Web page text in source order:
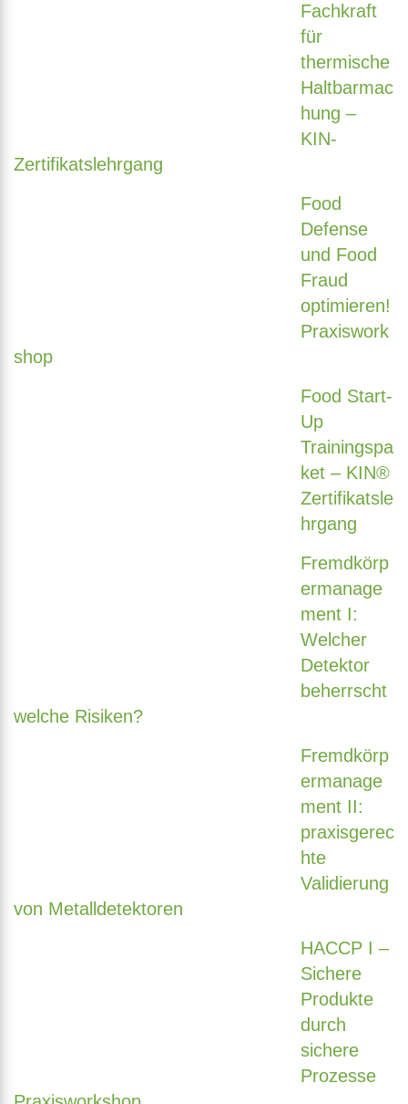
Fachkraft
für
thermische
Haltbarmac
hung –
KIN-
Zertifikatslehrgang
Food
Defense
und Food
Fraud
optimieren!
Praxiswork
shop
Food Start-
Up
Trainingspa
ket – KIN®
Zertifikatsle
hrgang
Fremdkörp
ermanage
ment I:
Welcher
Detektor
beherrscht
welche Risiken?
Fremdkörp
ermanage
ment II:
praxisgerec
hte
Validierung
von Metalldetektoren
HACCP I –
Sichere
Produkte
durch
sichere
Prozesse